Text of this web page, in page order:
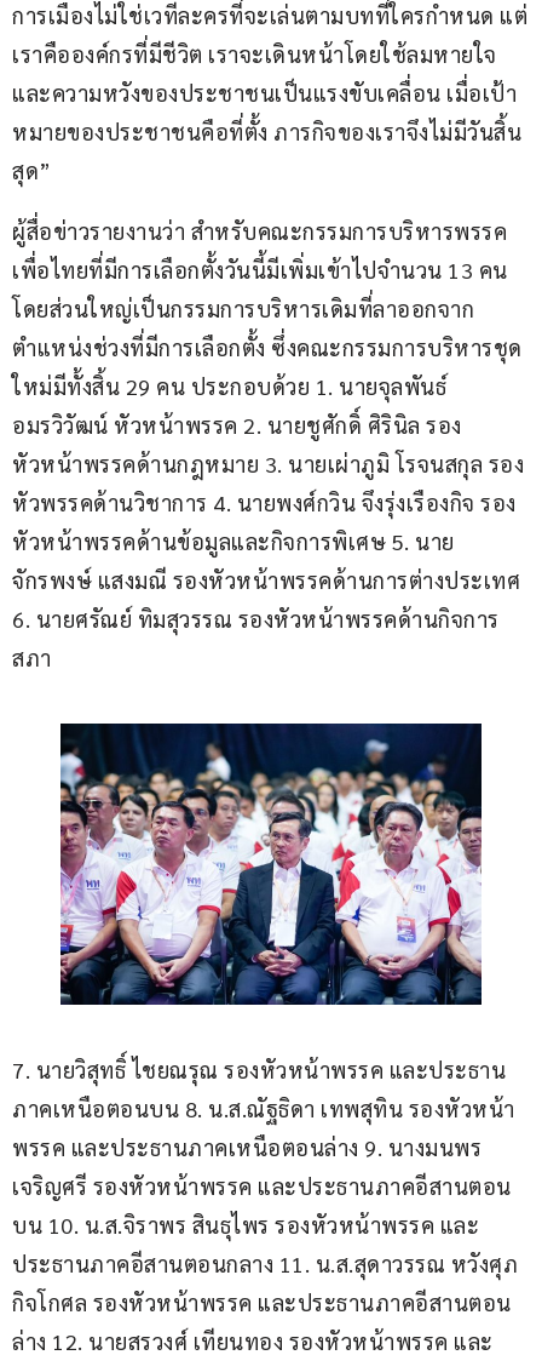
การเมืองไม่ใช่เวทีละครที่จะเล่นตามบทที่ใครกำหนด แต่
เราคือองค์กรที่มีชีวิต เราจะเดินหน้าโดยใช้ลมหายใจ
และความหวังของประชาชนเป็นแรงขับเคลื่อน เมื่อเป้า
หมายของประชาชนคือที่ตั้ง ภารกิจของเราจึงไม่มีวันสิ้น
สุด”
ผู้สื่อข่าวรายงานว่า สำหรับคณะกรรมการบริหารพรรค
เพื่อไทยที่มีการเลือกตั้งวันนี้มีเพิ่มเข้าไปจำนวน 13 คน
โดยส่วนใหญ่เป็นกรรมการบริหารเดิมที่ลาออกจาก
ตำแหน่งช่วงที่มีการเลือกตั้ง ซึ่งคณะกรรมการบริหารชุด
ใหม่มีทั้งสิ้น 29 คน ประกอบด้วย 1. นายจุลพันธ์
อมรวิวัฒน์ หัวหน้าพรรค 2. นายชูศักดิ์ ศิรินิล รอง
หัวหน้าพรรคด้านกฎหมาย 3. นายเผ่าภูมิ โรจนสกุล รอง
หัวพรรคด้านวิชาการ 4. นายพงศ์กวิน จึงรุ่งเรืองกิจ รอง
หัวหน้าพรรคด้านข้อมูลและกิจการพิเศษ 5. นาย
จักรพงษ์ แสงมณี รองหัวหน้าพรรคด้านการต่างประเทศ
6. นายศรัณย์ ทิมสุวรรณ รองหัวหน้าพรรคด้านกิจการ
สภา
7. นายวิสุทธิ์ ไชยณรุณ รองหัวหน้าพรรค และประธาน
ภาคเหนือตอนบน 8. น.ส.ณัฐธิดา เทพสุทิน รองหัวหน้า
พรรค และประธานภาคเหนือตอนล่าง 9. นางมนพร
เจริญศรี รองหัวหน้าพรรค และประธานภาคอีสานตอน
บน 10. น.ส.จิราพร สินธุไพร รองหัวหน้าพรรค และ
ประธานภาคอีสานตอนกลาง 11. น.ส.สุดาวรรณ หวังศุภ
กิจโกศล รองหัวหน้าพรรค และประธานภาคอีสานตอน
ล่าง 12. นายสรวงศ์ เทียนทอง รองหัวหน้าพรรค และ